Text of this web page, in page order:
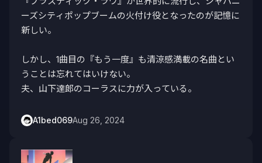
ーズシティポップブームの火付け役となったのが記憶に
新しい。
しかし、1曲目の『もう一度』も清涼感満載の名曲とい
うことは忘れてはいけない。
夫、山下達郎のコーラスに力が入っている。
A1bed069Aug 26, 2024